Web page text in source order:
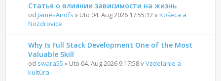
Статья о влиянии зависимости на жизнь
odJamesAnofs » Uto 04. Aug 2026 17:55:12 vKošeca a
Nozdrovice
Why Is Full Stack Development One of the Most
Valuable Skill
od swara55 » Uto 04. Aug 2026 9:17:58 vVzdelanie a
kultúra